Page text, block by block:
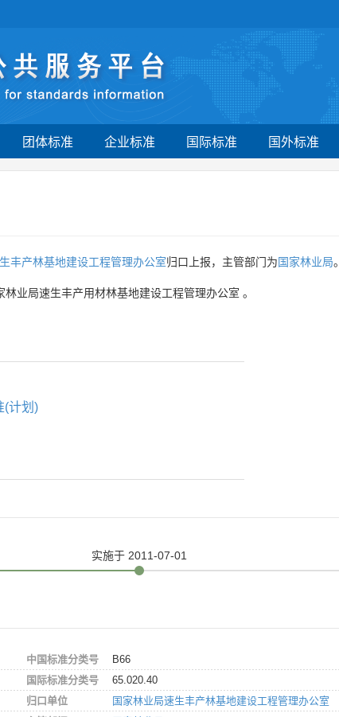
团体标准 企业标准 国际标准 国外标准
丰产林基地建设工程管理办公室归口上报，主管部门为国家林业局。
林业局速生丰产用材林基地建设工程管理办公室 。
(计划)
实施于 2011-07-01
中国标准分类号
B66
国际标准分类号
65.020.40
归口单位
国家林业局速生丰产林基地建设工程管理办公室